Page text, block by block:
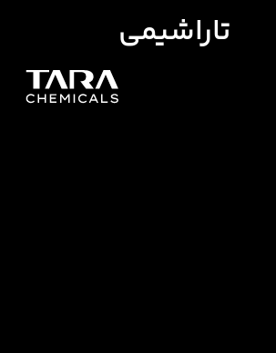
تاراشیمی